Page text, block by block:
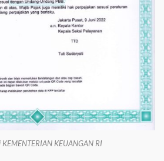
KEUANGAN RI